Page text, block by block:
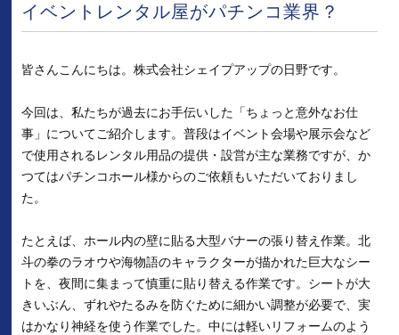
イベントレンタル屋がパチンコ業界？
皆さんこんにちは。株式会社シェイプアップの日野です。
今回は、私たちが過去にお手伝いした「ちょっと意外なお仕
事」についてご紹介します。普段はイベント会場や展示会など
で使用されるレンタル用品の提供・設営が主な業務ですが、か
つてはパチンコホール様からのご依頼もいただいておりまし
た。
たとえば、ホール内の壁に貼る大型バナーの張り替え作業。北
斗の拳のラオウや海物語のキャラクターが描かれた巨大なシー
トを、夜間に集まって慎重に貼り替える作業です。シートが大
きいぶん、ずれやたるみを防ぐために細かい調整が必要で、実
はかなり神経を使う作業でした。中には軽いリフォームのよう